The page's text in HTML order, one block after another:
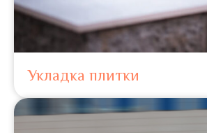
Укладка плитки